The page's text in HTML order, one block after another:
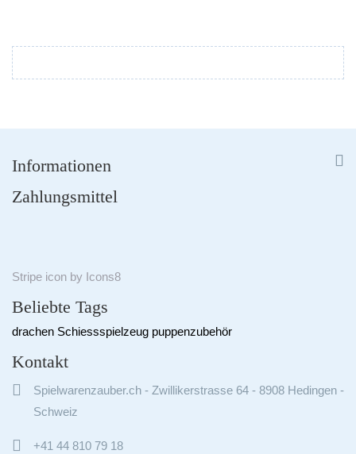
Informationen 

Zahlungsmittel
Stripe icon by Icons8
Beliebte Tags
drachen Schiessspielzeug puppenzubehör
Kontakt

Spielwarenzauber.ch - Zwillikerstrasse 64 - 8908 Hedingen -
Schweiz
 +41 44 810 79 18